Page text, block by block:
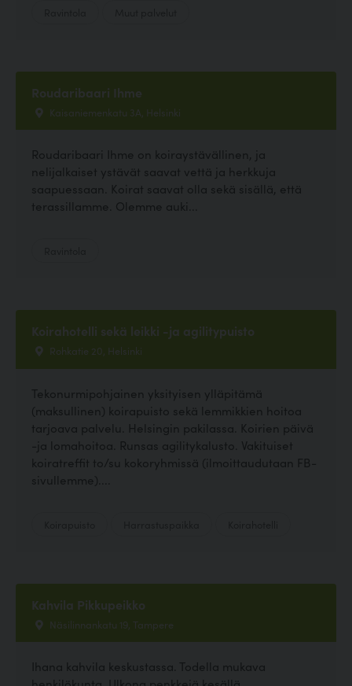
Roudaribaari Ihme
Kaisaniemenkatu 3A, Helsinki
Roudaribaari Ihme on koiraystävällinen, ja
nelijalkaiset ystävät saavat vettä ja herkkuja
saapuessaan. Koirat saavat olla sekä sisällä, että
terassillamme. Olemme auki...
Koirahotelli sekä leikki -ja agilitypuisto
Rohkatie 20, Helsinki
Tekonurmipohjainen yksityisen ylläpitämä
(maksullinen) koirapuisto sekä lemmikkien hoitoa
tarjoava palvelu. Helsingin pakilassa. Koirien päivä
-ja lomahoitoa. Runsas agilitykalusto. Vakituiset
koiratreffit to/su kokoryhmissä (ilmoittaudutaan FB-
sivullemme)....
Kahvila Pikkupeikko
Näsilinnankatu 19, Tampere
Ihana kahvila keskustassa. Todella mukava